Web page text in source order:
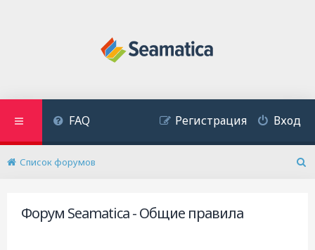
FAQ Вход
Регистрация
Список форумов
Форум Seamatica - Общие правила